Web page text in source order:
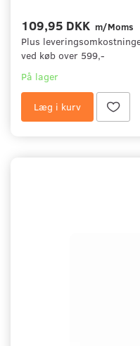
109,95 DKK m/Moms
Plus
ved køb over 599,-
På lager
Læg i kurv